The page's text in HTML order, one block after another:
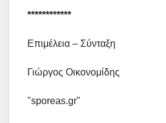
************
Επιμέλεια – Σύνταξη
Γιώργος Οικονομίδης
"sporeas.gr"